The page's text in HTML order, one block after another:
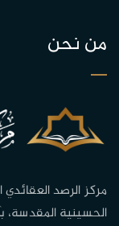
من نحن
مركز الرصد
الحسينية